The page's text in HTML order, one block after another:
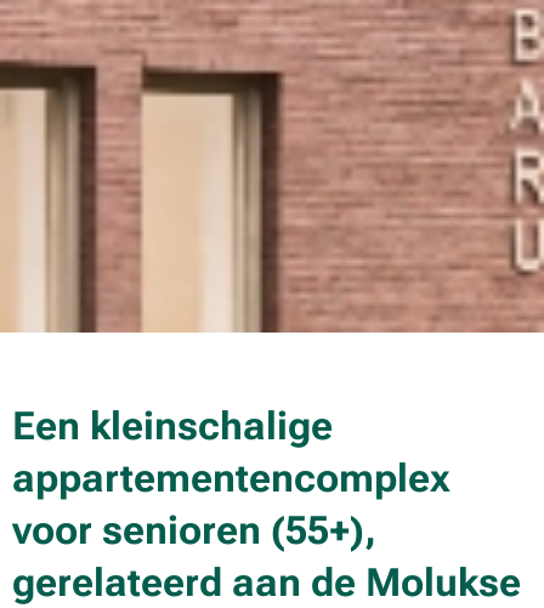
Een kleinschalige
appartementencomplex
voor senioren (55+),
gerelateerd aan de Molukse